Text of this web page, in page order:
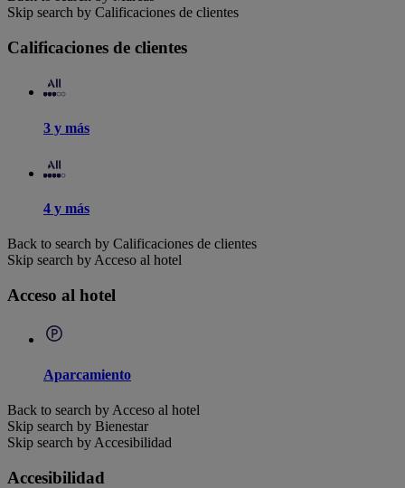
Skip search by Calificaciones de clientes
Calificaciones de clientes
3 y más
4 y más
Back to search by Calificaciones de clientes
Skip search by Acceso al hotel
Acceso al hotel
Aparcamiento
Back to search by Acceso al hotel
Skip search by Bienestar
Skip search by Accesibilidad
Accesibilidad